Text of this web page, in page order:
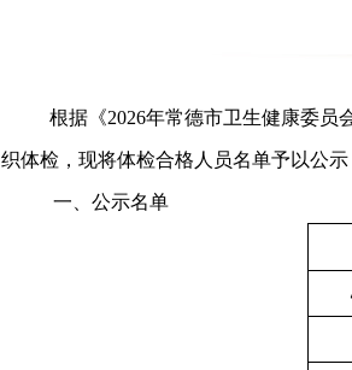
根据《2026年常德市卫生健康委员
织体检，现将体检合格人员名单予以公示
一、公示名单